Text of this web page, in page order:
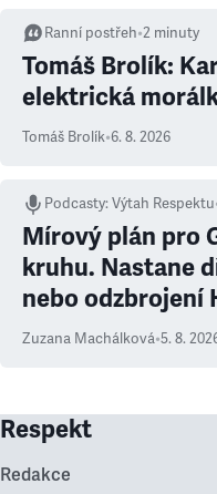
Ranní postřeh•2 minuty
Tomáš Brolík:
elektrická
Tomáš Brolík•6. 8. 2026
Podcasty:Výtah Respektu
Mírový plán pro
kruhu. Nastane
nebo odzbrojení
Zuzana Machálková•5. 8.
Respekt
Redakce